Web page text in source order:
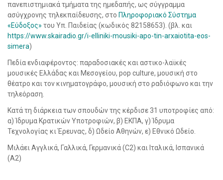
πανεπιστημιακά τμήματα της ημεδαπής, ως σύγγραμμα
ασύγχρονης τηλεκπαίδευσης, στο Πληροφοριακό Σύστημα
«Εύδοξος» του Υπ. Παιδείας (κωδικός 82158653). (βλ. και
https://www.skairadio.gr/i-elliniki-mousiki-apo-tin-arxaiotita-eos-
simera)
Πεδία ενδιαφέροντος: παραδοσιακές και αστικo-λαϊκές
μουσικές Ελλάδας και Μεσογείου, pop culture, μουσική στο
θέατρο και τον κινηματογράφο, μουσική στο ραδιόφωνο και την
τηλεόραση.
Κατά τη διάρκεια των σπουδών της κέρδισε 31 υποτροφίες από:
α) Ίδρυμα Κρατικών Υποτροφιών, β) ΕΚΠΑ, γ) Ίδρυμα
Τεχνολογίας κι Έρευνας, δ) Ωδείο Αθηνών, ε) Εθνικό Ωδείο.
Μιλάει Αγγλικά, Γαλλικά, Γερμανικά (C2) και Ιταλικά, Ισπανικά
(A2)